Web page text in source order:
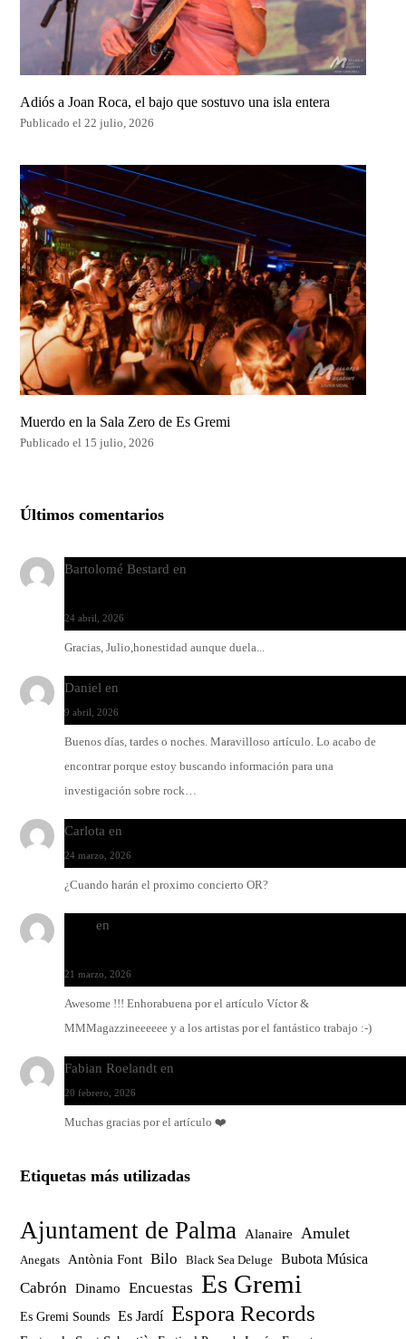
Adiós a Joan Roca, el bajo que sostuvo una isla entera
Publicado el 22 julio, 2026
Muerdo en la Sala Zero de Es Gremi
Publicado el 15 julio, 2026
Últimos comentarios
Bartolomé Bestard en
24 abril, 2026
Gracias, Julio,honestidad aunque duela...
Daniel en
9 abril, 2026
Buenos días, tardes o noches. Maravilloso artículo. Lo acabo de
encontrar porque estoy buscando información para una
investigación sobre rock…
Carlota en
24 marzo, 2026
¿Cuando harán el proximo concierto OR?
en
21 marzo, 2026
Awesome !!! Enhorabuena por el artículo Víctor &
MMMagazzineeeeee y a los artistas por el fantástico trabajo :-)
Fabian Roelandt en
20 febrero, 2026
Muchas gracias por el artículo ❤️
Etiquetas más utilizadas
Ajuntament de Palma Alanaire Amulet
Anegats Antònia Font Bilo Black Sea Deluge Bubota Música
Cabrón Dinamo Encuestas Es Gremi
Es Gremi Sounds Es Jardí Espora Records